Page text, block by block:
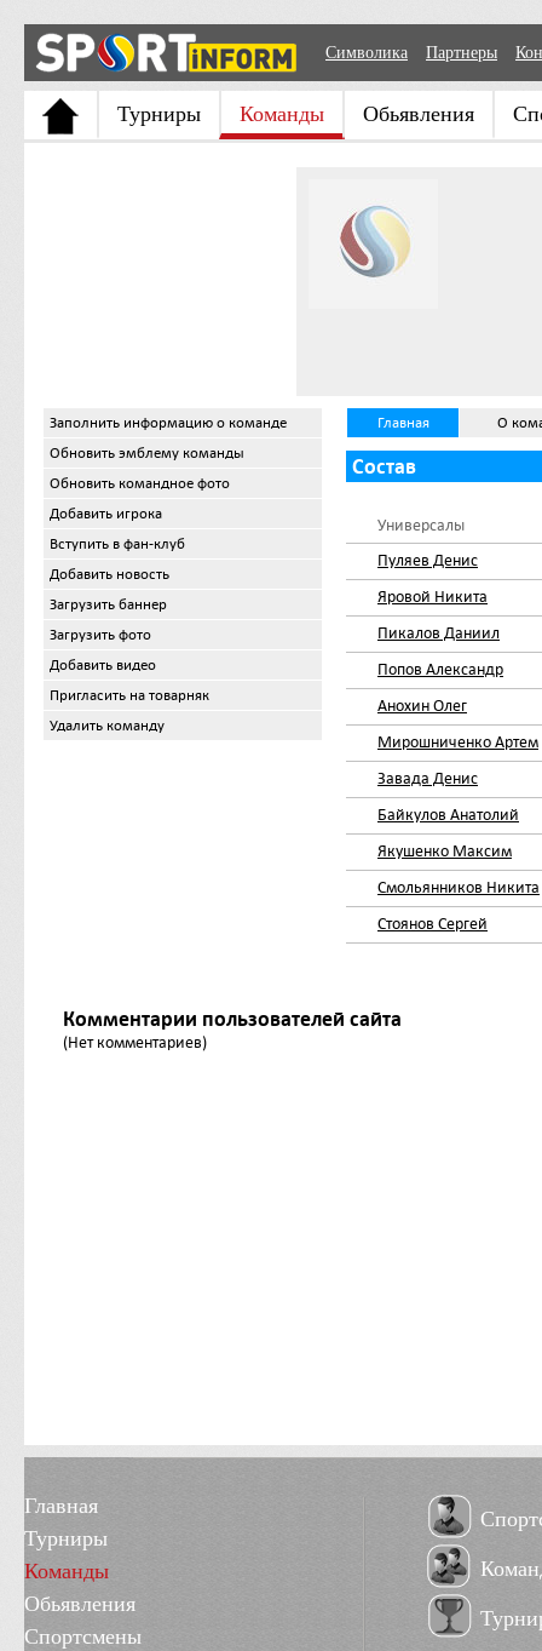
Символика Партнеры
Турниры Команды Обьявления
Заполнить информацию о команде
Обновить эмблему команды
Обновить командное фото
Добавить игрока
Вступить в фан-клуб
Добавить новость
Загрузить баннер
Загрузить фото
Добавить видео
Пригласить на товарняк
Удалить команду
Главная О
Состав
Универсалы
Пуляев Денис
Яровой Никита
Пикалов Даниил
Попов Александр
Анохин Олег
Мирошниченко Артем
Завада Денис
Байкулов Анатолий
Якушенко Максим
Смольянников Никита
Стоянов Сергей
Комментарии пользователей сайта
(Нет комментариев)
Главная
Турниры
Команды
Обьявления
Спортсмены